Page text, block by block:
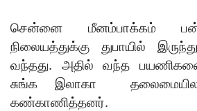
சென்னை மீனம்பாக்கம்
நிலையத்துக்கு துபாயில்
வந்தது. அதில் வந்த
சுங்க இலாகா
கண்காணித்தனர்.